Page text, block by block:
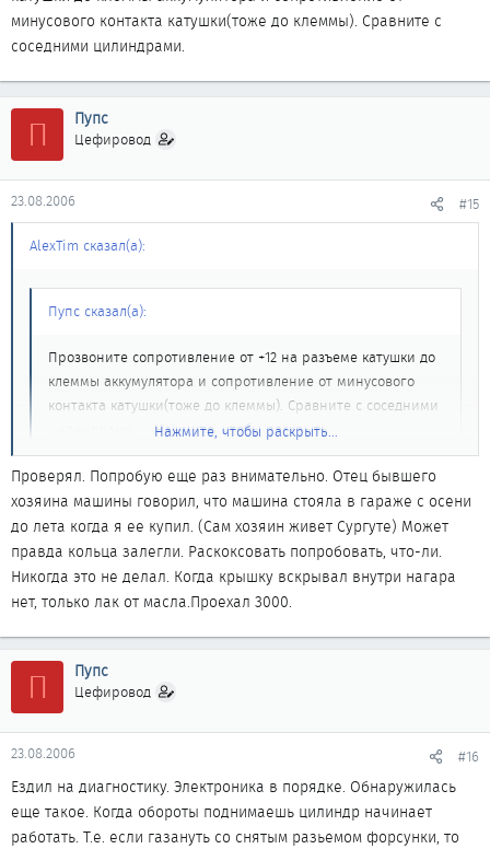
минусового контакта катушки(тоже до клеммы). Сравните с
соседними цилиндрами.
П Пупс
Цефировод
23.08.2006 #15
AlexTim сказал(а):
Пупс сказал(а):
Прозвоните сопротивление от +12 на разъеме катушки до
клеммы аккумулятора и сопротивление от минусового
контакта катушки(тоже до клеммы). Сравните с соседними
Нажмите, чтобы раскрыть...
Нажмите, чтобы раскрыть...
Проверял. Попробую еще раз внимательно. Отец бывшего
хозяина машины говорил, что машина стояла в гараже с осени
до лета когда я ее купил. (Сам хозяин живет Сургуте) Может
правда кольца залегли. Раскоксовать попробовать, что-ли.
Никогда это не делал. Когда крышку вскрывал внутри нагара
нет, только лак от масла.Проехал 3000.
П Пупс
Цефировод
23.08.2006 #16
Ездил на диагностику. Электроника в порядке. Обнаружилась
еще такое. Когда обороты поднимаешь цилиндр начинает
работать. Т.е. если газануть со снятым разьемом форсунки, то